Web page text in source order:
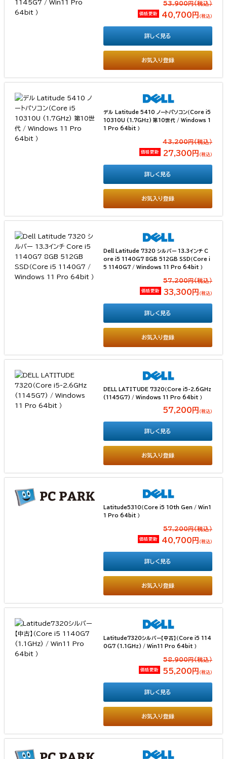
53,900円(税込）
価格更新 40,700円 （税込）
お気入り登録
詳しく見る
デル Latitude 5410 ノートパソコン（Core i5
10310U (1.7GHz) 第10世代 / Windows 1
1 Pro 64bit ）
43,200円(税込）
価格更新 27,300円 （税込）
お気入り登録
詳しく見る
Dell Latitude 7320 シルバー 13.3インチ C
ore i5 1140G7 8GB 512GB SSD（Core i
5 1140G7 / Windows 11 Pro 64bit ）
57,200円(税込）
価格更新 33,300円 （税込）
お気入り登録
詳しく見る
DELL LATITUDE 7320（Core i5-2.6GHz
(1145G7) / Windows 11 Pro 64bit ）
57,200円 （税込）
お気入り登録
詳しく見る
Latitude5310（Core i5 10th Gen / Win1
1 Pro 64bit ）
57,200円(税込）
価格更新 40,700円 （税込）
お気入り登録
詳しく見る
Latitude7320シルバー【中古】（Core i5 114
0G7 (1.1GHz) / Win11 Pro 64bit ）
58,900円(税込）
価格更新 55,200円 （税込）
お気入り登録
詳しく見る